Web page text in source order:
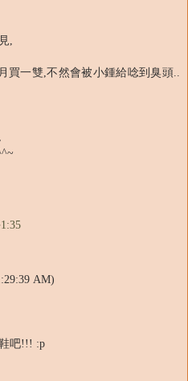
,
買一雙,不然會被小鍾給唸到臭頭..
AM)
吧!!! :p